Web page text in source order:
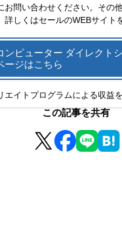
お問い合わせください。その
詳しくはセールのWEBサイト
ンピューター ダイレクト
ージはこちら
エイトプログラムによる収益
この記事を共有